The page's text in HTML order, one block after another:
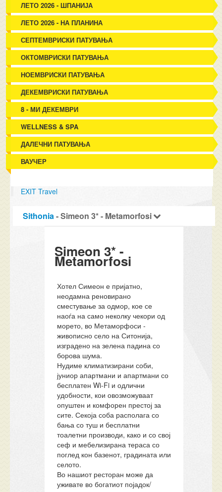
ЛЕТО 2026 - ШПАНИЈА
ЛЕТО 2026 - НА ПЛАНИНА
СЕПТЕМВРИСКИ ПАТУВАЊА
ОКТОМВРИСКИ ПАТУВАЊА
НОЕМВРИСКИ ПАТУВАЊА
ДЕКЕМВРИСКИ ПАТУВАЊА
8 - МИ ДЕКЕМВРИ
WELLNESS & SPA
ДАЛЕЧНИ ПАТУВАЊА
ВАУЧЕР
EXIT Travel
Sithonia- Simeon 3* - Metamorfosi
Simeon 3* -
Metamorfosi
Хотел Симеон е пријатно,
неодамна реновирано
сместување за одмор, кое се
наоѓа на само неколку чекори од
морето, во Метаморфоси -
живописно село на Ситонија,
изградено на зелена падина со
борова шума.
Нудиме климатизирани соби,
јуниор апартмани и апартмани со
бесплатен Wi-Fi и одлични
удобности, кои овозможуваат
опуштен и комфорен престој за
сите. Секоја соба располага со
бања со туш и бесплатни
тоалетни производи, како и со свој
сеф и мебелизирана тераса со
поглед кон базенот, градината или
селото.
Во нашиот ресторан може да
уживате во богатиот појадок/